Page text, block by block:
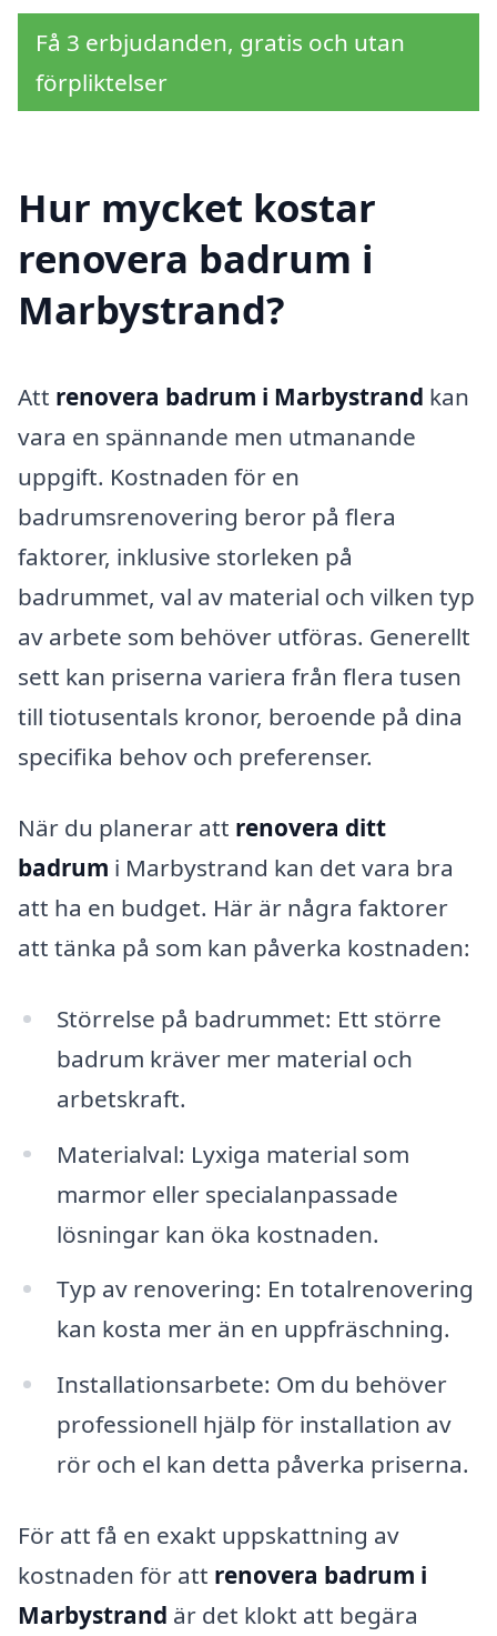
Få 3 erbjudanden, gratis och utan
förpliktelser
Hur mycket kostar
renovera badrum i
Marbystrand?
Att renovera badrum i Marbystrand kan
vara en spännande men utmanande
uppgift. Kostnaden för en
badrumsrenovering beror på flera
faktorer, inklusive storleken på
badrummet, val av material och vilken typ
av arbete som behöver utföras. Generellt
sett kan priserna variera från flera tusen
till tiotusentals kronor, beroende på dina
specifika behov och preferenser.
När du planerar att renovera ditt
badrum i Marbystrand kan det vara bra
att ha en budget. Här är några faktorer
att tänka på som kan påverka kostnaden:
Störrelse på badrummet: Ett större
badrum kräver mer material och
arbetskraft.
Materialval: Lyxiga material som
marmor eller specialanpassade
lösningar kan öka kostnaden.
Typ av renovering: En totalrenovering
kan kosta mer än en uppfräschning.
Installationsarbete: Om du behöver
professionell hjälp för installation av
rör och el kan detta påverka priserna.
För att få en exakt uppskattning av
kostnaden för att renovera badrum i
Marbystrand är det klokt att begära